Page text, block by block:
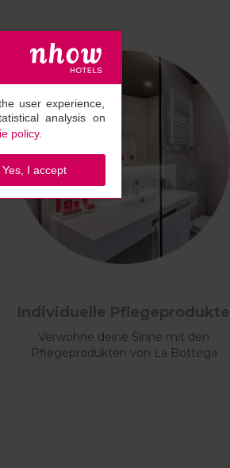
Individuelle Pflegeprodukte
Verwöhne deine Sinne mit den
Pflegeprodukten von La Bottega
user experience,
analysis on
policy.
Yes, I accept